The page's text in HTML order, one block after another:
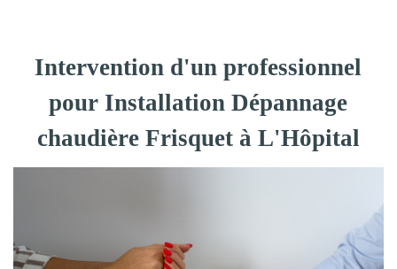
Intervention d'un professionnel
pour Installation Dépannage
chaudière Frisquet à L'Hôpital